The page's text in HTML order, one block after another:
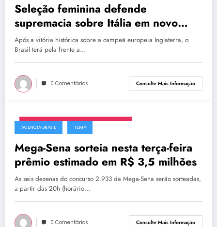
Seleção feminina defende
supremacia sobre Itália em novo
amistoso
Após a vitória histórica sobre a campeã europeia Inglaterra, o
Brasil terá pela frente a…
0 Comentários Consulte Mais Informação
AGENCIA BRASIL TEMP
Mega-Sena sorteia nesta terça-feira
prêmio estimado em R$ 3,5 milhões
As seis dezenas do concurso 2.933 da Mega-Sena serão sorteadas,
a partir das 20h (horário…
0 Comentários Consulte Mais Informação